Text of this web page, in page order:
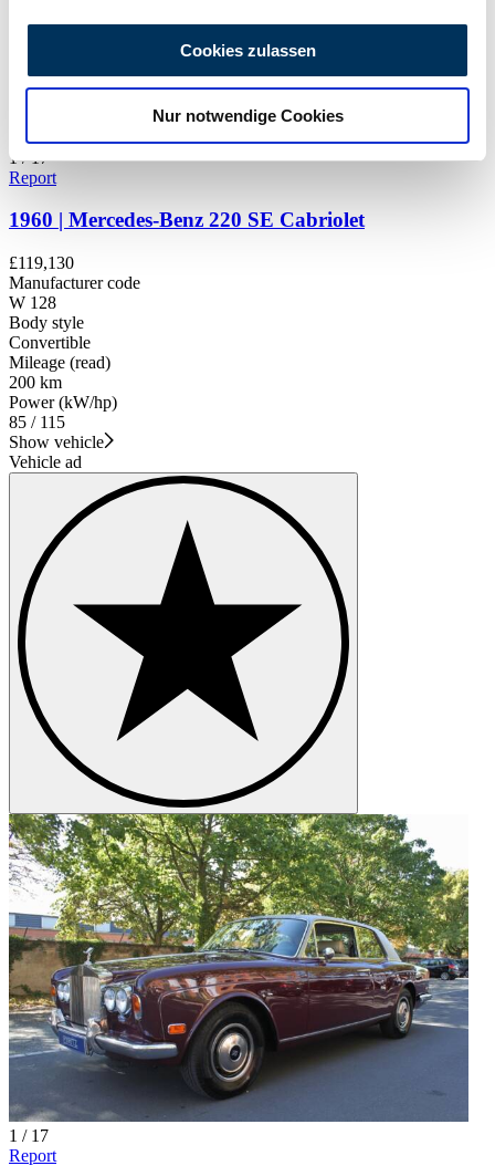
analysieren. Außerdem geben wir Informationen zu Ihrer
Verwendung unserer Website an unsere Partner für
soziale Medien, Werbung und Analysen weiter. Unsere
Partner führen diese Informationen möglicherweise mit
haben oder die sie im Rahmen Ihrer Nutzung der Dienste
Cookies zulassen
Nur notwendige Cookies
1/17
Report
1960 | Mercedes-Benz 220 SE Cabriolet
£119,130
Manufacturer code
W 128
Body style
Convertible
Mileage (read)
200 km
Power (kW/hp)
85 / 115
Show vehicle
Vehicle ad
1 / 17
Report